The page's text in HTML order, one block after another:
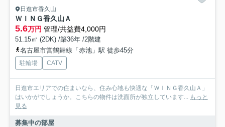
日進市香久山
ＷＩＮＧ香久山Ａ
5.6万円 管理/共益費4,000円
51.15㎡ (2DK) /築36年 /2階建
名古屋市営鶴舞線「赤池」駅 徒歩45分
駐輪場 CATV
日進市エリアでの住まいなら、住み心地も快適な「ＷＩＮＧ香久山Ａ」
はいかがでしょうか。こちらの物件は洗面所が独立しています...
もっと
見る
募集中の部屋